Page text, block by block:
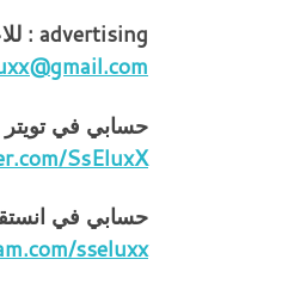
advertising : للاعلان
حسابي في
SsEluxX
حسابي في
sseluxx